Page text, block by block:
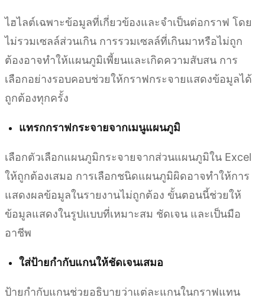
ไฮไลต์เฉพาะข้อมูลที่เกี่ยวข้องและจำเป็นต่อกราฟ โดย
ไม่รวมเซลล์ส่วนเกิน การรวมเซลล์ที่เกินมาหรือไม่ถูก
ต้องอาจทำให้แผนภูมิเพี้ยนและเกิดความสับสน การ
เลือกอย่างรอบคอบช่วยให้กราฟกระจายแสดงข้อมูลได้
ถูกต้องทุกครั้ง
แทรกกราฟกระจายจากเมนูแผนภูมิ
เลือกตัวเลือกแผนภูมิกระจายจากส่วนแผนภูมิใน Excel
ให้ถูกต้องเสมอ การเลือกชนิดแผนภูมิผิดอาจทำให้การ
แสดงผลข้อมูลในรายงานไม่ถูกต้อง ขั้นตอนนี้ช่วยให้
ข้อมูลแสดงในรูปแบบที่เหมาะสม ชัดเจน และเป็นมือ
อาชีพ
ใส่ป้ายกำกับแกนให้ชัดเจนเสมอ
ป้ายกำกับแกนช่วยอธิบายว่าแต่ละแกนในกราฟแทน